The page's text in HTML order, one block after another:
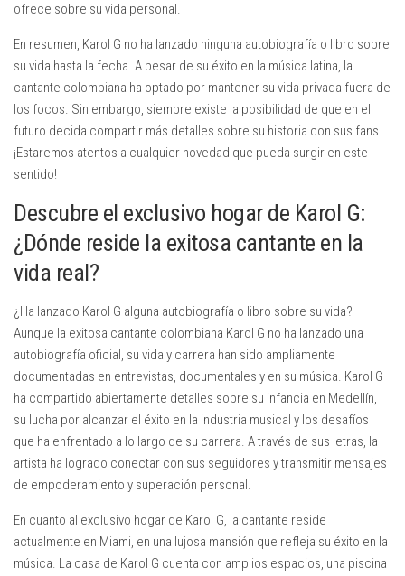
ofrece sobre su vida personal.
En resumen, Karol G no ha lanzado ninguna autobiografía o libro sobre
su vida hasta la fecha. A pesar de su éxito en la música latina, la
cantante colombiana ha optado por mantener su vida privada fuera de
los focos. Sin embargo, siempre existe la posibilidad de que en el
futuro decida compartir más detalles sobre su historia con sus fans.
¡Estaremos atentos a cualquier novedad que pueda surgir en este
sentido!
Descubre el exclusivo hogar de Karol G:
¿Dónde reside la exitosa cantante en la
vida real?
¿Ha lanzado Karol G alguna autobiografía o libro sobre su vida?
Aunque la exitosa cantante colombiana Karol G no ha lanzado una
autobiografía oficial, su vida y carrera han sido ampliamente
documentadas en entrevistas, documentales y en su música. Karol G
ha compartido abiertamente detalles sobre su infancia en Medellín,
su lucha por alcanzar el éxito en la industria musical y los desafíos
que ha enfrentado a lo largo de su carrera. A través de sus letras, la
artista ha logrado conectar con sus seguidores y transmitir mensajes
de empoderamiento y superación personal.
En cuanto al exclusivo hogar de Karol G, la cantante reside
actualmente en Miami, en una lujosa mansión que refleja su éxito en la
música. La casa de Karol G cuenta con amplios espacios, una piscina